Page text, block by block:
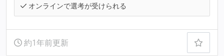
オンラインで選考が受けられる
約1年前更新